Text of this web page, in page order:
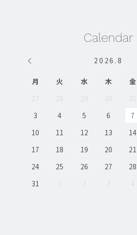
Calendar
2026 .8
月 火 水 木 金
27
28 29 30 31
3
4 5 6 7
10
11 12 13 14
17
18 19 20 21
24
25 26 27 28
31
1 2 3 4